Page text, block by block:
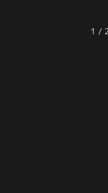
が妊娠中の体によくないと医師に言
われてしまう。そこへ新たな仕事の
1